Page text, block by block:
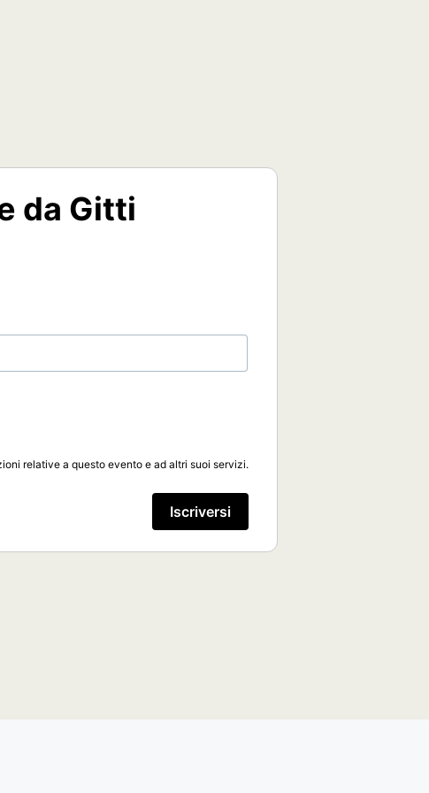
da Gitti
relative a questo evento e ad altri suoi servizi.
Iscriversi